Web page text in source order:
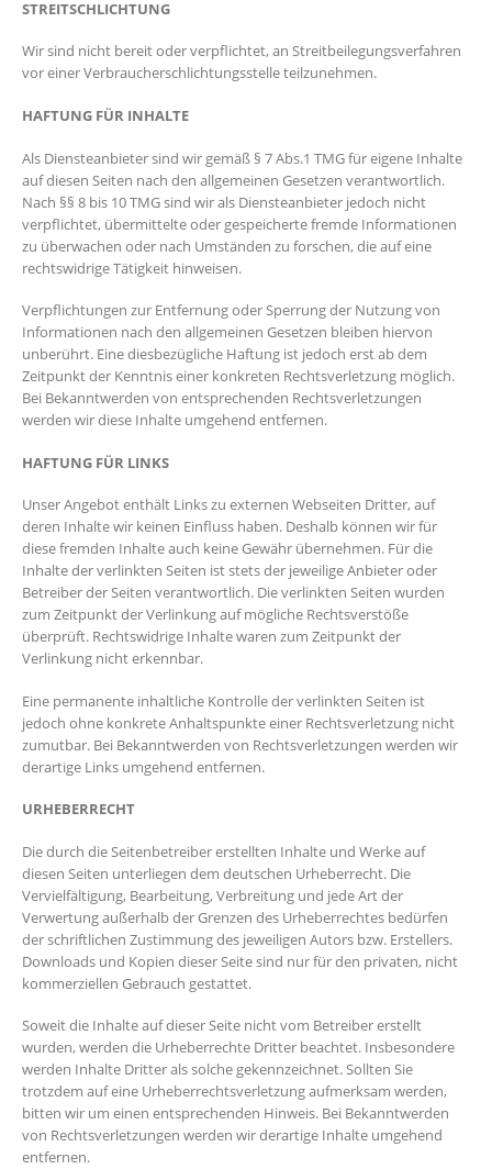
STREITSCHLICHTUNG
Wir sind nicht bereit oder verpflichtet, an Streitbeilegungsverfahren
vor einer Verbraucherschlichtungsstelle teilzunehmen.
HAFTUNG FÜR INHALTE
Als Diensteanbieter sind wir gemäß § 7 Abs.1 TMG für eigene Inhalte
auf diesen Seiten nach den allgemeinen Gesetzen verantwortlich.
Nach §§ 8 bis 10 TMG sind wir als Diensteanbieter jedoch nicht
verpflichtet, übermittelte oder gespeicherte fremde Informationen
zu überwachen oder nach Umständen zu forschen, die auf eine
rechtswidrige Tätigkeit hinweisen.
Verpflichtungen zur Entfernung oder Sperrung der Nutzung von
Informationen nach den allgemeinen Gesetzen bleiben hiervon
unberührt. Eine diesbezügliche Haftung ist jedoch erst ab dem
Zeitpunkt der Kenntnis einer konkreten Rechtsverletzung möglich.
Bei Bekanntwerden von entsprechenden Rechtsverletzungen
werden wir diese Inhalte umgehend entfernen.
HAFTUNG FÜR LINKS
Unser Angebot enthält Links zu externen Webseiten Dritter, auf
deren Inhalte wir keinen Einfluss haben. Deshalb können wir für
diese fremden Inhalte auch keine Gewähr übernehmen. Für die
Inhalte der verlinkten Seiten ist stets der jeweilige Anbieter oder
Betreiber der Seiten verantwortlich. Die verlinkten Seiten wurden
zum Zeitpunkt der Verlinkung auf mögliche Rechtsverstöße
überprüft. Rechtswidrige Inhalte waren zum Zeitpunkt der
Verlinkung nicht erkennbar.
Eine permanente inhaltliche Kontrolle der verlinkten Seiten ist
jedoch ohne konkrete Anhaltspunkte einer Rechtsverletzung nicht
zumutbar. Bei Bekanntwerden von Rechtsverletzungen werden wir
derartige Links umgehend entfernen.
URHEBERRECHT
Die durch die Seitenbetreiber erstellten Inhalte und Werke auf
diesen Seiten unterliegen dem deutschen Urheberrecht. Die
Vervielfältigung, Bearbeitung, Verbreitung und jede Art der
Verwertung außerhalb der Grenzen des Urheberrechtes bedürfen
der schriftlichen Zustimmung des jeweiligen Autors bzw. Erstellers.
Downloads und Kopien dieser Seite sind nur für den privaten, nicht
kommerziellen Gebrauch gestattet.
Soweit die Inhalte auf dieser Seite nicht vom Betreiber erstellt
wurden, werden die Urheberrechte Dritter beachtet. Insbesondere
werden Inhalte Dritter als solche gekennzeichnet. Sollten Sie
trotzdem auf eine Urheberrechtsverletzung aufmerksam werden,
bitten wir um einen entsprechenden Hinweis. Bei Bekanntwerden
von Rechtsverletzungen werden wir derartige Inhalte umgehend
entfernen.